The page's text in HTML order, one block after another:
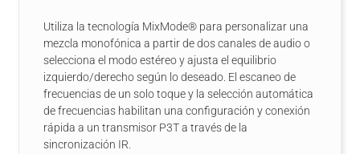
Utiliza la tecnología MixMode® para personalizar una
mezcla monofónica a partir de dos canales de audio o
selecciona el modo estéreo y ajusta el equilibrio
izquierdo/derecho según lo deseado. El escaneo de
frecuencias de un solo toque y la selección automática
de frecuencias habilitan una configuración y conexión
rápida a un transmisor P3T a través de la
sincronización IR.